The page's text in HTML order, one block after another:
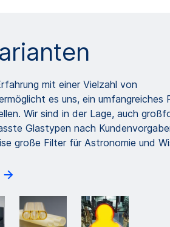
mit einer Vielzahl von
es uns, ein umfangreiches
Wir sind in der Lage, auch
Glastypen nach
große Filter für Astronomie und